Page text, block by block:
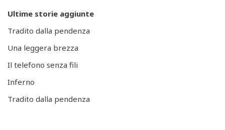
Ultime storie aggiunte
Tradito dalla pendenza
Una leggera brezza
Il telefono senza fili
Inferno
Tradito dalla pendenza